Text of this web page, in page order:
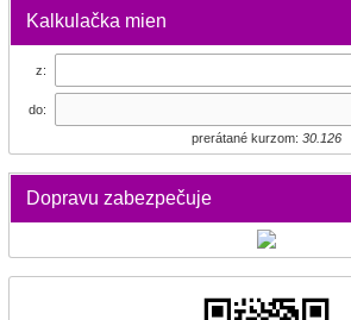
Kalkulačka mien
z:
do:
prerátané kurzom: 30.126
Dopravu zabezpečuje